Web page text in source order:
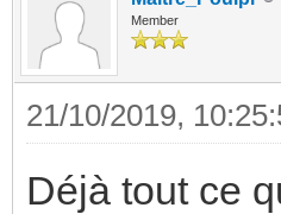
Member
21/10/2019,
Déjà tout ce